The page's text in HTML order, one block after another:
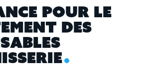
NCE POUR LE
EMENT DES
SABLES
ISSERIE